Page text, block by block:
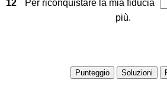
12
Per riconquistare la mia fiducia
più.